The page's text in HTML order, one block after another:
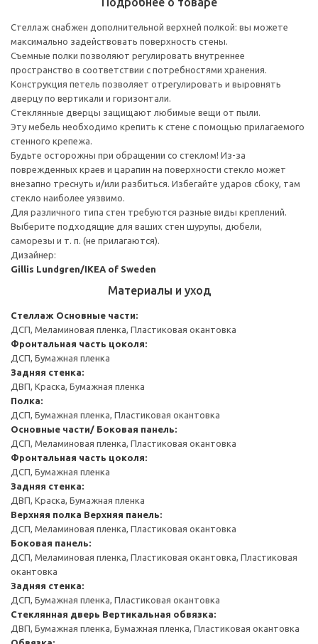
Стеллаж снабжен дополнительной верхней полкой: вы можете
максимально задействовать поверхность стены.
Съемные полки позволяют регулировать внутреннее
пространство в соответствии с потребностями хранения.
Конструкция петель позволяет отрегулировать и выровнять
дверцу по вертикали и горизонтали.
Стеклянные дверцы защищают любимые вещи от пыли.
Эту мебель необходимо крепить к стене с помощью прилагаемого
стенного крепежа.
Будьте осторожны при обращении со стеклом! Из-за
поврежденных краев и царапин на поверхности стекло может
внезапно треснуть и/или разбиться. Избегайте ударов сбоку, там
стекло наиболее уязвимо.
Для различного типа стен требуются разные виды креплений.
Выберите подходящие для ваших стен шурупы, дюбели,
саморезы и т. п. (не прилагаются).
Дизайнер:
Gillis Lundgren/IKEA of Sweden
Материалы и уход
Стеллаж Основные части:
ДСП, Меламиновая пленка, Пластиковая окантовка
Фронтальная часть цоколя:
ДСП, Бумажная пленка
Задняя стенка:
ДВП, Краска, Бумажная пленка
Полка:
ДСП, Бумажная пленка, Пластиковая окантовка
Основные части/ Боковая панель:
ДСП, Меламиновая пленка, Пластиковая окантовка
Фронтальная часть цоколя:
ДСП, Бумажная пленка
Задняя стенка:
ДВП, Краска, Бумажная пленка
Верхняя полка Верхняя панель:
ДСП, Меламиновая пленка, Пластиковая окантовка
Боковая панель:
ДСП, Меламиновая пленка, Пластиковая окантовка, Пластиковая
окантовка
Задняя стенка:
ДСП, Бумажная пленка, Пластиковая окантовка
Стеклянная дверь Вертикальная обвязка:
ДВП, Бумажная пленка, Бумажная пленка, Пластиковая окантовка